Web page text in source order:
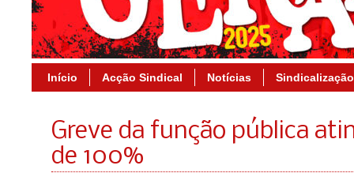
Início Acção Sindical Notícias Sindicalização
Greve da função pública
de 100%